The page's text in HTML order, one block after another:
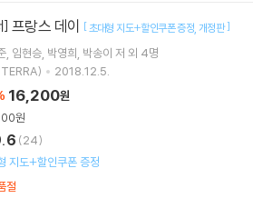
] 프랑스 데이 [초대형 지도+할인쿠폰 증정 개정판]
임현승 박영희 박송이 저 외 4명
2018.12.5.
16,200원
원
(24)
지도+할인쿠폰 증정
절